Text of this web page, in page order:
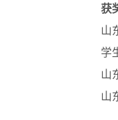
获
山
学
山
山